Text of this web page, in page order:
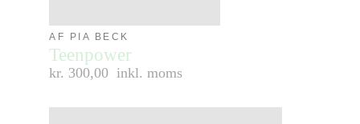
AF PIA BECK
Teenpower
kr. 300,00 inkl. moms